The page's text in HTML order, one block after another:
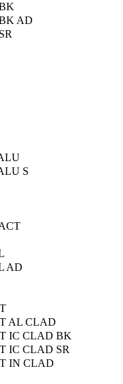
AD
S
AD
AL CLAD
IC CLAD BK
IC CLAD SR
IN CLAD